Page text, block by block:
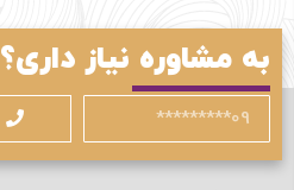
به مشاوره نیاز داری؟
ورود / ثبت نام
با شماره موبایل